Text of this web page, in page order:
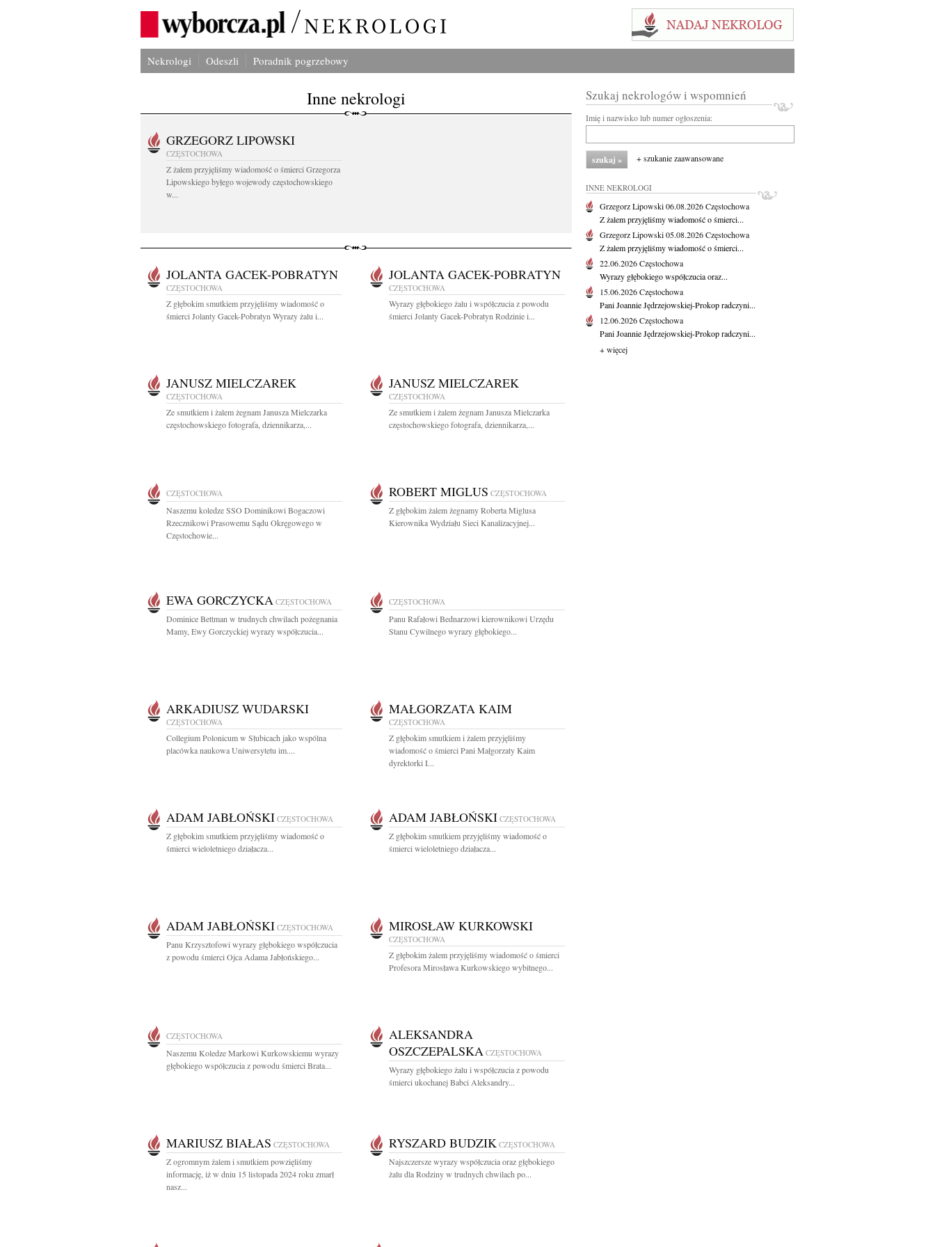
Nekrologi Odeszli Poradnik pogrzebowy
Inne nekrologi
GRZEGORZ LIPOWSKI
CZĘSTOCHOWA
Z żalem przyjęliśmy wiadomość o śmierci Grzegorza
Lipowskiego byłego wojewody częstochowskiego
w...
JOLANTA GACEK-POBRATYN
CZĘSTOCHOWA
Z głębokim smutkiem przyjęliśmy wiadomość o
śmierci Jolanty Gacek-Pobratyn Wyrazy żalu i...
JOLANTA GACEK-POBRATYN
CZĘSTOCHOWA
Wyrazy głębokiego żalu i współczucia z powodu
śmierci Jolanty Gacek-Pobratyn Rodzinie i...
JANUSZ MIELCZAREK
CZĘSTOCHOWA
Ze smutkiem i żalem żegnam Janusza Mielczarka
częstochowskiego fotografa, dziennikarza,...
JANUSZ MIELCZAREK
CZĘSTOCHOWA
Ze smutkiem i żalem żegnam Janusza Mielczarka
częstochowskiego fotografa, dziennikarza,...
CZĘSTOCHOWA
Naszemu koledze SSO Dominikowi Bogaczowi
Rzecznikowi Prasowemu Sądu Okręgowego w
Częstochowie...
ROBERT MIGLUS CZĘSTOCHOWA
Z głębokim żalem żegnamy Roberta Miglusa
Kierownika Wydziału Sieci Kanalizacyjnej...
EWA GORCZYCKA CZĘSTOCHOWA
Dominice Bettman w trudnych chwilach pożegnania
Mamy, Ewy Gorczyckiej wyrazy współczucia...
CZĘSTOCHOWA
Panu Rafałowi Bednarzowi kierownikowi Urzędu
Stanu Cywilnego wyrazy głębokiego...
ARKADIUSZ WUDARSKI
CZĘSTOCHOWA
Collegium Polonicum w Słubicach jako wspólna
placówka naukowa Uniwersytetu im....
MAŁGORZATA KAIM
CZĘSTOCHOWA
Z głębokim smutkiem i żalem przyjęliśmy
wiadomość o śmierci Pani Małgorzaty Kaim
dyrektorki I...
ADAM JABŁOŃSKI CZĘSTOCHOWA
Z głębokim smutkiem przyjęliśmy wiadomość o
śmierci wieloletniego działacza...
ADAM JABŁOŃSKI CZĘSTOCHOWA
Z głębokim smutkiem przyjęliśmy wiadomość o
śmierci wieloletniego działacza...
ADAM JABŁOŃSKI CZĘSTOCHOWA
Panu Krzysztofowi wyrazy głębokiego współczucia
z powodu śmierci Ojca Adama Jabłońskiego...
MIROSŁAW KURKOWSKI
CZĘSTOCHOWA
Z głębokim żalem przyjęliśmy wiadomość o śmierci
Profesora Mirosława Kurkowskiego wybitnego...
CZĘSTOCHOWA
Naszemu Koledze Markowi Kurkowskiemu wyrazy
głębokiego współczucia z powodu śmierci Brata...
ALEKSANDRA
OSZCZEPALSKA CZĘSTOCHOWA
Wyrazy głębokiego żalu i współczucia z powodu
śmierci ukochanej Babci Aleksandry...
MARIUSZ BIAŁAS CZĘSTOCHOWA
Z ogromnym żalem i smutkiem powzięliśmy
informację, iż w dniu 15 listopada 2024 roku zmarł
nasz...
RYSZARD BUDZIK CZĘSTOCHOWA
Najszczersze wyrazy współczucia oraz głębokiego
żalu dla Rodziny w trudnych chwilach po...
Szukaj nekrologów i wspomnień
Imię i nazwisko lub numer ogłoszenia:
+ szukanie zaawansowane
INNE NEKROLOGI
Grzegorz Lipowski06.08.2026Częstochowa
Z żalem przyjęliśmy wiadomość o śmierci...
Grzegorz Lipowski05.08.2026Częstochowa
Z żalem przyjęliśmy wiadomość o śmierci...
22.06.2026Częstochowa
Wyrazy głębokiego współczucia oraz...
15.06.2026Częstochowa
Pani Joannie Jędrzejowskiej-Prokop radczyni...
12.06.2026Częstochowa
Pani Joannie Jędrzejowskiej-Prokop radczyni...
+ więcej